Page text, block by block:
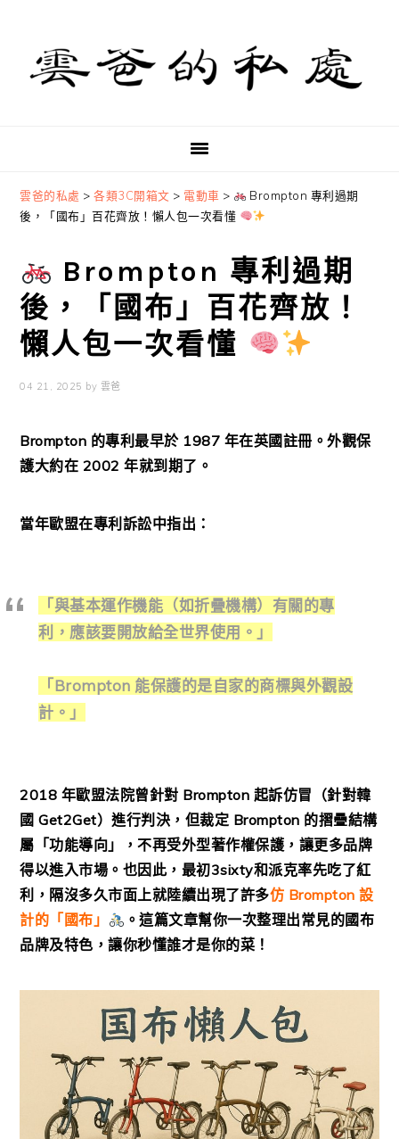
primary
navigation
content
primary
sidebar
雲爸的私處 >各類3C開箱文 > 電動車 >
Brompton 專利過期
後，「國布」百花齊放！懶人包一次看懂
Brompton 專利過期
後，「國布」百花齊放！
懶人包一次看懂
04 21, 2025 by 雲爸
Brompton 的專利最早於 1987 年在英國註冊。外觀保
護大約在 2002 年就到期了。
當年歐盟在專利訴訟中指出：
「與基本運作機能（如折疊機構）有關的專
利，應該要開放給全世界使用。」
「Brompton 能保護的是自家的商標與外觀設
計。」
2018 年歐盟法院曾針對 Brompton 起訴仿冒（針對韓
國 Get2Get）進行判決，但裁定 Brompton 的摺疊結構
屬「功能導向」，不再受外型著作權保護，讓更多品牌
得以進入市場。也因此，最初3sixty和派克率先吃了紅
利，隔沒多久市面上就陸續出現了許多仿 Brompton 設
計的「國布」
。這篇文章幫你一次整理出常見的國布
品牌及特色，讓你秒懂誰才是你的菜！